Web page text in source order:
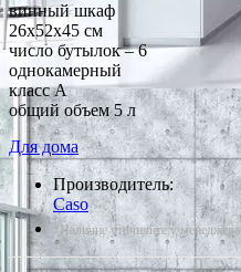
винный шкаф
26x52x45 см
число бутылок – 6
однокамерный
класс A
общий объем 5 л
Для дома
Производитель:
Caso
*Наличие уточняйте у менеджера